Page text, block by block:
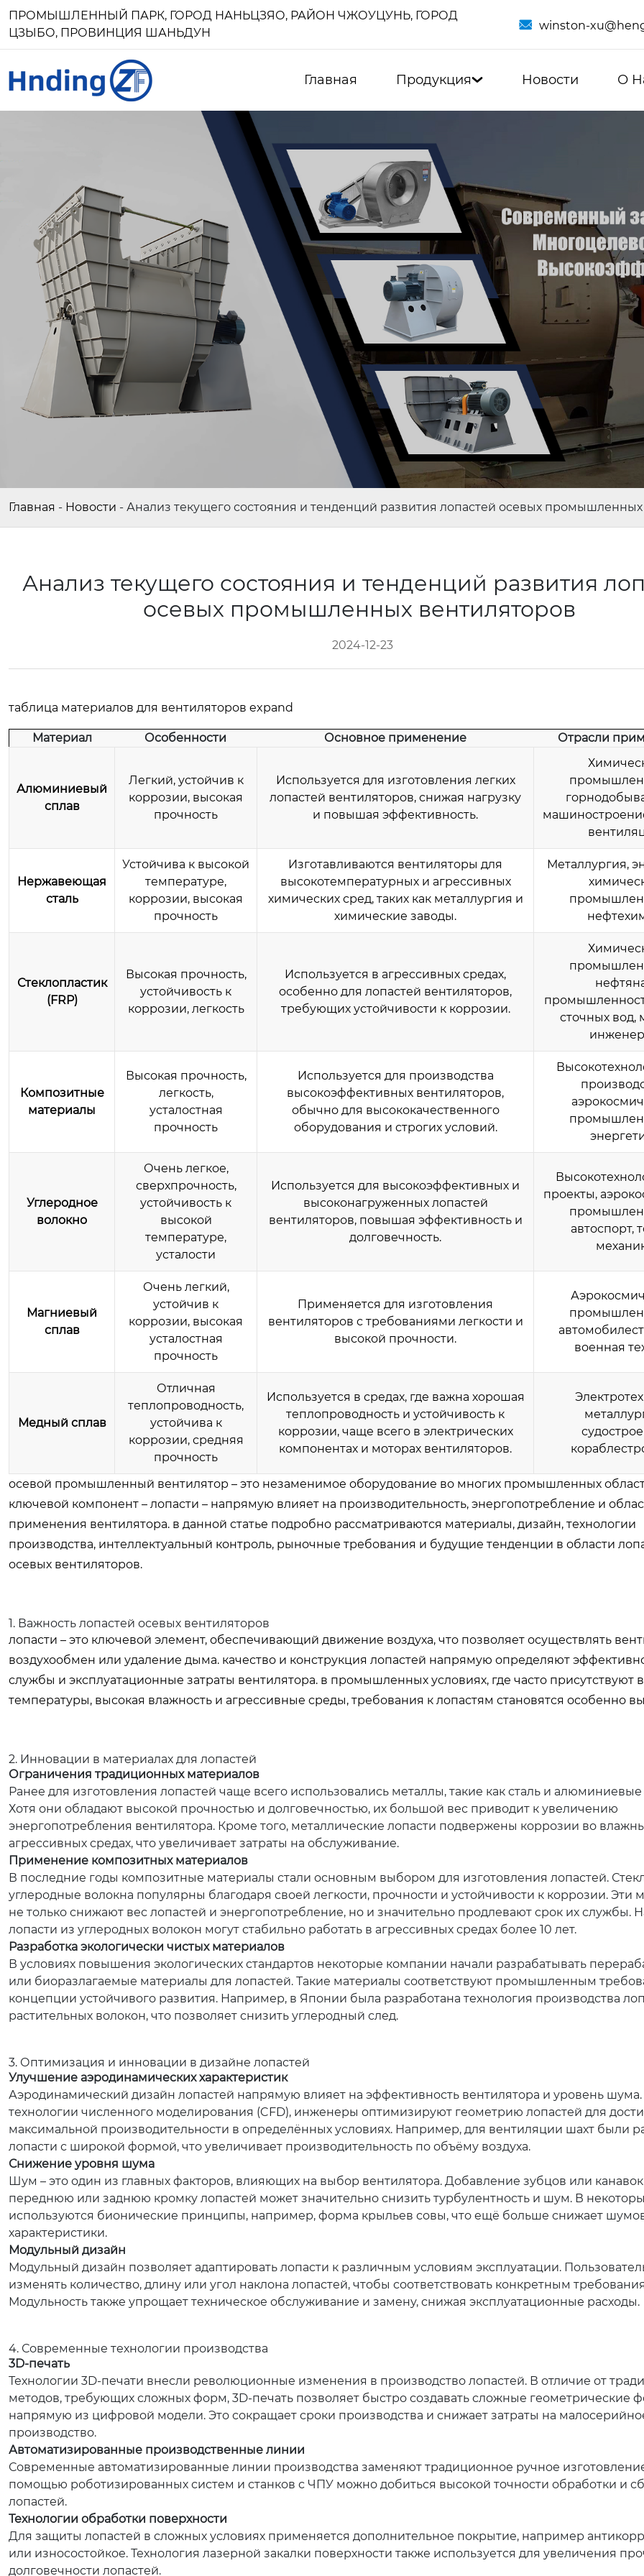
ПРОМЫШЛЕННЫЙ ПАРК, ГОРОД НАНЬЦЗЯО, РАЙОН ЧЖОУЦУНЬ, ГОРОД
ЦЗЫБО, ПРОВИНЦИЯ ШАНЬДУН
 winston-
Главная Продукция Новости О
Главная - Новости - Анализ текущего состояния и тенденций развития лопастей осевых
Анализ текущего состояния и тенденций развития
осевых промышленных вентиляторов
2024-12-23
таблица материалов для вентиляторов expand
Материал Особенности Основное применение Отрасли
Алюминиевый
сплав
Легкий, устойчив к
коррозии, высокая
прочность
Используется для изготовления легких
лопастей вентиляторов, снижая нагрузку
и повышая эффективность.
Нержавеющая
сталь
Устойчива к высокой
температуре,
коррозии, высокая
прочность
Изготавливаются вентиляторы для
высокотемпературных и агрессивных
химических сред, таких как металлургия и
химические заводы.
Металлургия,
Стеклопластик
(FRP)
Высокая прочность,
устойчивость к
коррозии, легкость
Используется в агрессивных средах,
особенно для лопастей вентиляторов,
требующих устойчивости к коррозии.
сточных вод,
Композитные
материалы
Высокая прочность,
легкость,
усталостная
прочность
Используется для производства
высокоэффективных вентиляторов,
обычно для высококачественного
оборудования и строгих условий.
Углеродное
волокно
Очень легкое,
сверхпрочность,
устойчивость к
высокой
температуре,
усталости
Используется для высокоэффективных и
высоконагруженных лопастей
вентиляторов, повышая эффективность и
долговечность.
проекты,
автоспорт,
Магниевый
сплав
Очень легкий,
устойчив к
коррозии, высокая
усталостная
прочность
Применяется для изготовления
вентиляторов с требованиями легкости и
высокой прочности.
военная
Медный сплав
Отличная
теплопроводность,
устойчива к
коррозии, средняя
прочность
Используется в средах, где важна хорошая
теплопроводность и устойчивость к
коррозии, чаще всего в электрических
компонентах и моторах вентиляторов.
осевой промышленный вентилятор – это незаменимое оборудование во многих промышленных
ключевой компонент – лопасти – напрямую влияет на производительность, энергопотребление и
применения вентилятора. в данной статье подробно рассматриваются материалы, дизайн, технологии
производства, интеллектуальный контроль, рыночные требования и будущие тенденции в области
осевых вентиляторов.
1. Важность лопастей осевых вентиляторов
лопасти – это ключевой элемент, обеспечивающий движение воздуха, что позволяет осуществлять
воздухообмен или удаление дыма. качество и конструкция лопастей напрямую определяют
службы и эксплуатационные затраты вентилятора. в промышленных условиях, где часто присутствуют
температуры, высокая влажность и агрессивные среды, требования к лопастям становятся особенно
2. Инновации в материалах для лопастей
Ограничения традиционных материалов
Ранее для изготовления лопастей чаще всего использовались металлы, такие как сталь и
Хотя они обладают высокой прочностью и долговечностью, их большой вес приводит к увеличению
энергопотребления вентилятора. Кроме того, металлические лопасти подвержены коррозии во
агрессивных средах, что увеличивает затраты на обслуживание.
Применение композитных материалов
В последние годы композитные материалы стали основным выбором для изготовления лопастей.
углеродные волокна популярны благодаря своей легкости, прочности и устойчивости к коррозии. Эти
не только снижают вес лопастей и энергопотребление, но и значительно продлевают срок их службы.
лопасти из углеродных волокон могут стабильно работать в агрессивных средах более 10 лет.
Разработка экологически чистых материалов
В условиях повышения экологических стандартов некоторые компании начали разрабатывать
или биоразлагаемые материалы для лопастей. Такие материалы соответствуют промышленным
концепции устойчивого развития. Например, в Японии была разработана технология производства
растительных волокон, что позволяет снизить углеродный след.
3. Оптимизация и инновации в дизайне лопастей
Улучшение аэродинамических характеристик
Аэродинамический дизайн лопастей напрямую влияет на эффективность вентилятора и уровень шума.
технологии численного моделирования (CFD), инженеры оптимизируют геометрию лопастей для
максимальной производительности в определённых условиях. Например, для вентиляции шахт были
лопасти с широкой формой, что увеличивает производительность по объёму воздуха.
Снижение уровня шума
Шум – это один из главных факторов, влияющих на выбор вентилятора. Добавление зубцов или
переднюю или заднюю кромку лопастей может значительно снизить турбулентность и шум. В
используются бионические принципы, например, форма крыльев совы, что ещё больше снижает
характеристики.
Модульный дизайн
Модульный дизайн позволяет адаптировать лопасти к различным условиям эксплуатации.
изменять количество, длину или угол наклона лопастей, чтобы соответствовать конкретным
Модульность также упрощает техническое обслуживание и замену, снижая эксплуатационные расходы.
4. Современные технологии производства
3D-печать
Технологии 3D-печати внесли революционные изменения в производство лопастей. В отличие от
методов, требующих сложных форм, 3D-печать позволяет быстро создавать сложные геометрические
напрямую из цифровой модели. Это сокращает сроки производства и снижает затраты на
производство.
Автоматизированные производственные линии
Современные автоматизированные линии производства заменяют традиционное ручное
помощью роботизированных систем и станков с ЧПУ можно добиться высокой точности обработки и
лопастей.
Технологии обработки поверхности
Для защиты лопастей в сложных условиях применяется дополнительное покрытие, например
или износостойкое. Технология лазерной закалки поверхности также используется для увеличения
долговечности лопастей.